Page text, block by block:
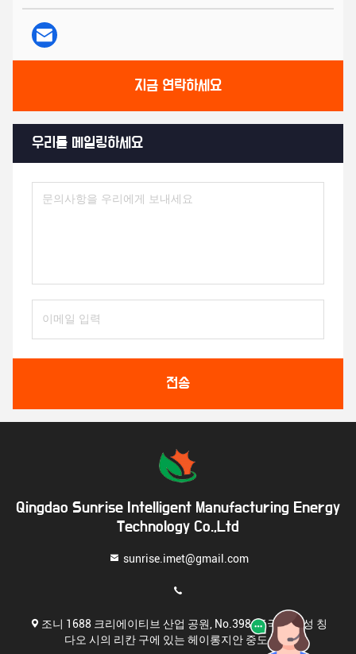
지금 연락하세요
우리를 메일링하세요
전송
Qingdao Sunrise Intelligent Manufacturing Energy
Technology Co.,Ltd
sunrise.imet@gmail.com
조니 1688 크리에이티브 산업 공원, No.398, 중국 산둥성 칭
다오 시의 리칸 구에 있는 헤이롱지안 중도 도로